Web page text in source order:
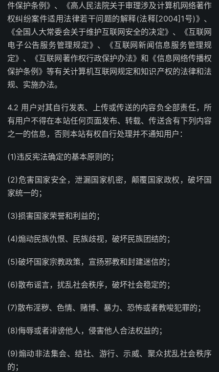
件保护条例》、《高人民法院关于审理涉及计算机网络著作
权纠纷案件适用法律若干问题的解释(法释[2004]1号)》、
《全国人大常委会关于维护互联网安全的决定》、《互联网
电子公告服务管理规定》、《互联网新闻信息服务管理规
定》、《互联网著作权行政保护办法》和《信息网络传播权
保护条例》等有关计算机互联网规定和知识产权的法律和法
规、实施办法。
4.2 用户对其自行发表、上传或传送的内容负全部责任，所
有用户不得在本站任何页面发布、转载、传送含有下列内容
之一的信息，否则本站有权自行处理并不通知用户：
(1)违反宪法确定的基本原则的；
(2)危害国家安全，泄漏国家机密，颠覆国家政权，破坏国
家统一的；
(3)损害国家荣誉和利益的；
(4)煽动民族仇恨、民族歧视，破坏民族团结的；
(5)破坏国家宗教政策，宣扬邪教和封建迷信的；
(6)散布谣言，扰乱社会秩序，破坏社会稳定的；
(7)散布淫秽、色情、赌博、暴力、恐怖或者教唆犯罪的；
(8)侮辱或者诽谤他人，侵害他人合法权益的；
(9)煽动非法集会、结社、游行、示威、聚众扰乱社会秩序
的；